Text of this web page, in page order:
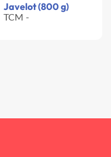
Javelot (800 g)
TCM -